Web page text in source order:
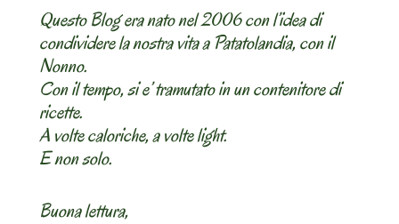
Questo Blog era nato nel 2006 con l’idea di
condividere la nostra vita a Patatolandia, con il
Nonno.
Con il tempo, si e’ tramutato in un contenitore di
ricette.
A volte caloriche, a volte light.
E non solo.
Buona lettura,